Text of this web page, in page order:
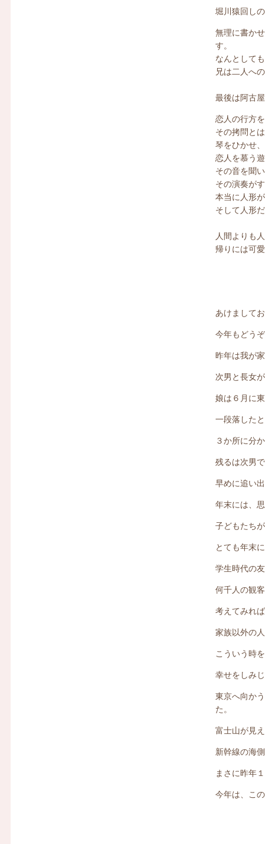
堀川猿回し
無理に書か
す。
なんとして
兄は二人へ
最後は阿古
恋人の行方
その拷問と
琴をひかせ
恋人を慕う
その音を聞
その演奏が
本当に人形
そして人形
人間よりも
帰りには
あけまして
今年もどう
昨年は我が
次男と長女
娘は６月に
一段落した
３か所に分
残るは次男
早めに追い
年末には、
子どもたち
とても年末
学生時代の
何千人の観
考えてみれ
家族以外の
こういう時
幸せをしみ
東京へ向か
た。
富士山が見
新幹線の海
まさに昨年
今年は、こ